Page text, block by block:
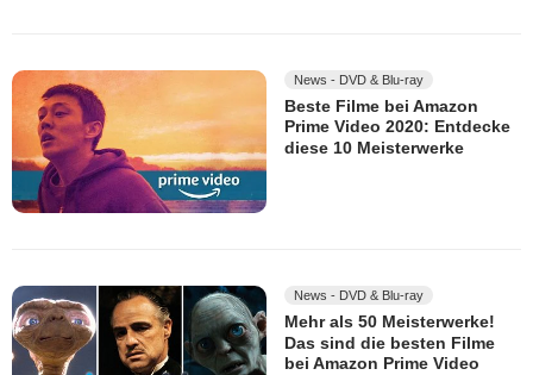
News - DVD & Blu-ray
Beste Filme bei Amazon
Prime Video 2020: Entdecke
diese 10 Meisterwerke
News - DVD & Blu-ray
Mehr als 50 Meisterwerke!
Das sind die besten Filme
bei Amazon Prime Video